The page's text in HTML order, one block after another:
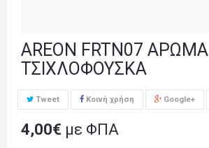
AREON FRTN07 ΑΡΩΜΑ
ΤΣΙΧΛΟΦΟΥΣΚΑ
Tweet Κοινή χρήση Google+
4,00€ με ΦΠΑ